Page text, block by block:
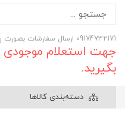
09174732171 ارسال سفارشات بصورت پس‌کرایه تیپاکس
جهت استعلام موجودی
بگیرید.
دسته‌بندی کالاها